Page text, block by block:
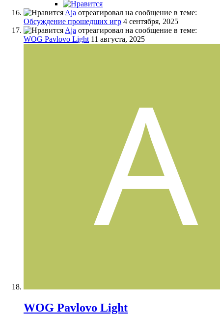
Aja отреагировал на сообщение в теме:
Обсуждение прошедших игр 4 сентября, 2025
Aja отреагировал на сообщение в теме:
WOG Pavlovo Light 11 августа, 2025
WOG Pavlovo Light